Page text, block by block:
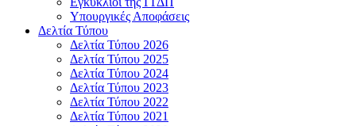
Υπουργικές Αποφάσεις
Δελτία Τύπου
Δελτία Τύπου 2026
Δελτία Τύπου 2025
Δελτία Τύπου 2024
Δελτία Τύπου 2023
Δελτία Τύπου 2022
Δελτία Τύπου 2021